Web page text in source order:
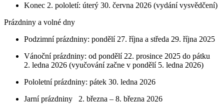
Konec 2. pololetí: úterý 30. června 2026 (vydání vysvědčení)
Prázdniny a volné dny
Podzimní prázdniny: pondělí 27. října a středa 29. října 2025
Vánoční prázdniny: od pondělí 22. prosince 2025 do pátku
2. ledna 2026 (vyučování začne v pondělí 5. ledna 2026)
Pololetní prázdniny: pátek 30. ledna 2026
Jarní prázdniny 2. března – 8. března 2026